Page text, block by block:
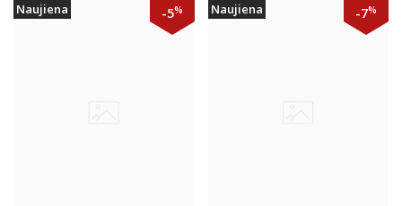
Naujiena -5% Naujiena -7%